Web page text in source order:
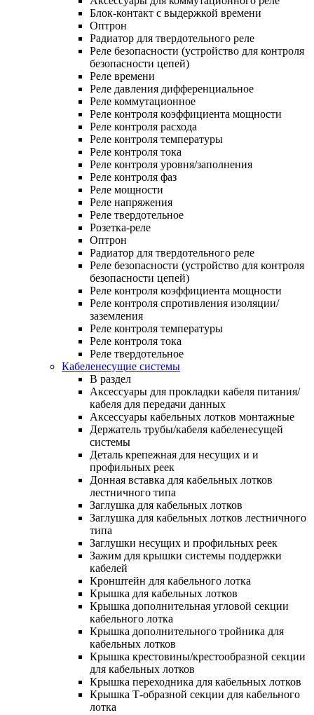
Блок-контакт с выдержкой времени
Оптрон
Радиатор для твердотельного реле
Реле безопасности (устройство для контроля
безопасности цепей)
Реле времени
Реле давления дифференциальное
Реле коммутационное
Реле контроля коэффициента мощности
Реле контроля расхода
Реле контроля температуры
Реле контроля тока
Реле контроля уровня/заполнения
Реле контроля фаз
Реле мощности
Реле напряжения
Реле твердотельное
Розетка-реле
Оптрон
Радиатор для твердотельного реле
Реле безопасности (устройство для контроля
безопасности цепей)
Реле контроля коэффициента мощности
Реле контроля спротивления изоляции/
заземления
Реле контроля температуры
Реле контроля тока
Реле твердотельное
Кабеленесущие системы
В раздел
Аксессуары для прокладки кабеля питания/
кабеля для передачи данных
Аксессуары кабельных лотков монтажные
Держатель трубы/кабеля кабеленесущей
системы
Деталь крепежная для несущих и и
профильных реек
Донная вставка для кабельных лотков
лестничного типа
Заглушка для кабельных лотков
Заглушка для кабельных лотков лестничного
типа
Заглушки несущих и профильных реек
Зажим для крышки системы поддержки
кабелей
Кронштейн для кабельного лотка
Крышка для кабельных лотков
Крышка дополнительная угловой секции
кабельного лотка
Крышка дополнительного тройника для
кабельных лотков
Крышка крестовины/крестообразной секции
для кабельных лотков
Крышка переходника для кабельных лотков
Крышка Т-образной секции для кабельного
лотка